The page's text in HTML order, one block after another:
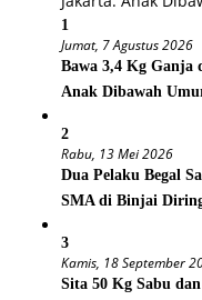
1
Jumat, 7 Agustus 2026
Bawa 3,4 Kg Ganja
Anak Dibawah
2
Rabu, 13 Mei 2026
Dua Pelaku Begal
SMA di Binjai
3
Kamis, 18 September
Sita 50 Kg Sabu